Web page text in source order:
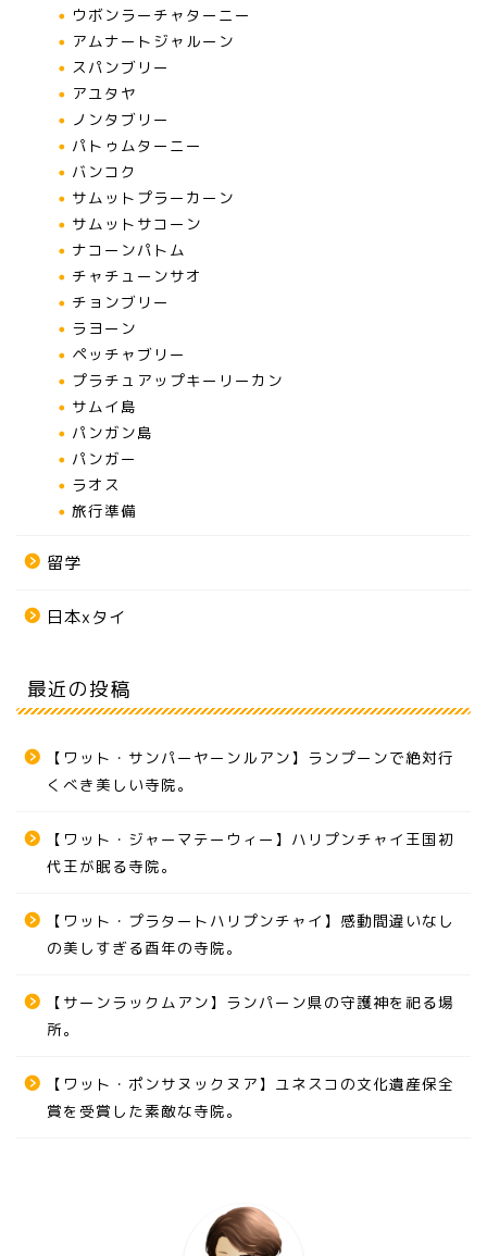
ウボンラーチャターニー
アムナートジャルーン
スパンブリー
アユタヤ
ノンタブリー
パトゥムターニー
バンコク
サムットプラーカーン
サムットサコーン
ナコーンパトム
チャチューンサオ
チョンブリー
ラヨーン
ペッチャブリー
プラチュアップキーリーカン
サムイ島
パンガン島
パンガー
ラオス
旅行準備
留学
日本xタイ
最近の投稿
【ワット・サンパーヤーンルアン】ランプーンで絶対行
くべき美しい寺院。
【ワット・ジャーマテーウィー】ハリプンチャイ王国初
代王が眠る寺院。
【ワット・プラタートハリプンチャイ】感動間違いなし
の美しすぎる酉年の寺院。
【サーンラックムアン】ランパーン県の守護神を祀る場
所。
【ワット・ポンサヌックヌア】ユネスコの文化遺産保全
賞を受賞した素敵な寺院。